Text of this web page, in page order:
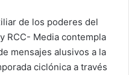
de los poderes del
RCC- Media contempla
mensajes alusivos a la
ciclónica a través